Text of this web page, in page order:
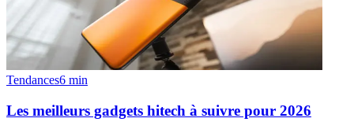
Tendances6 min
Les meilleurs gadgets hitech à suivre pour 2026